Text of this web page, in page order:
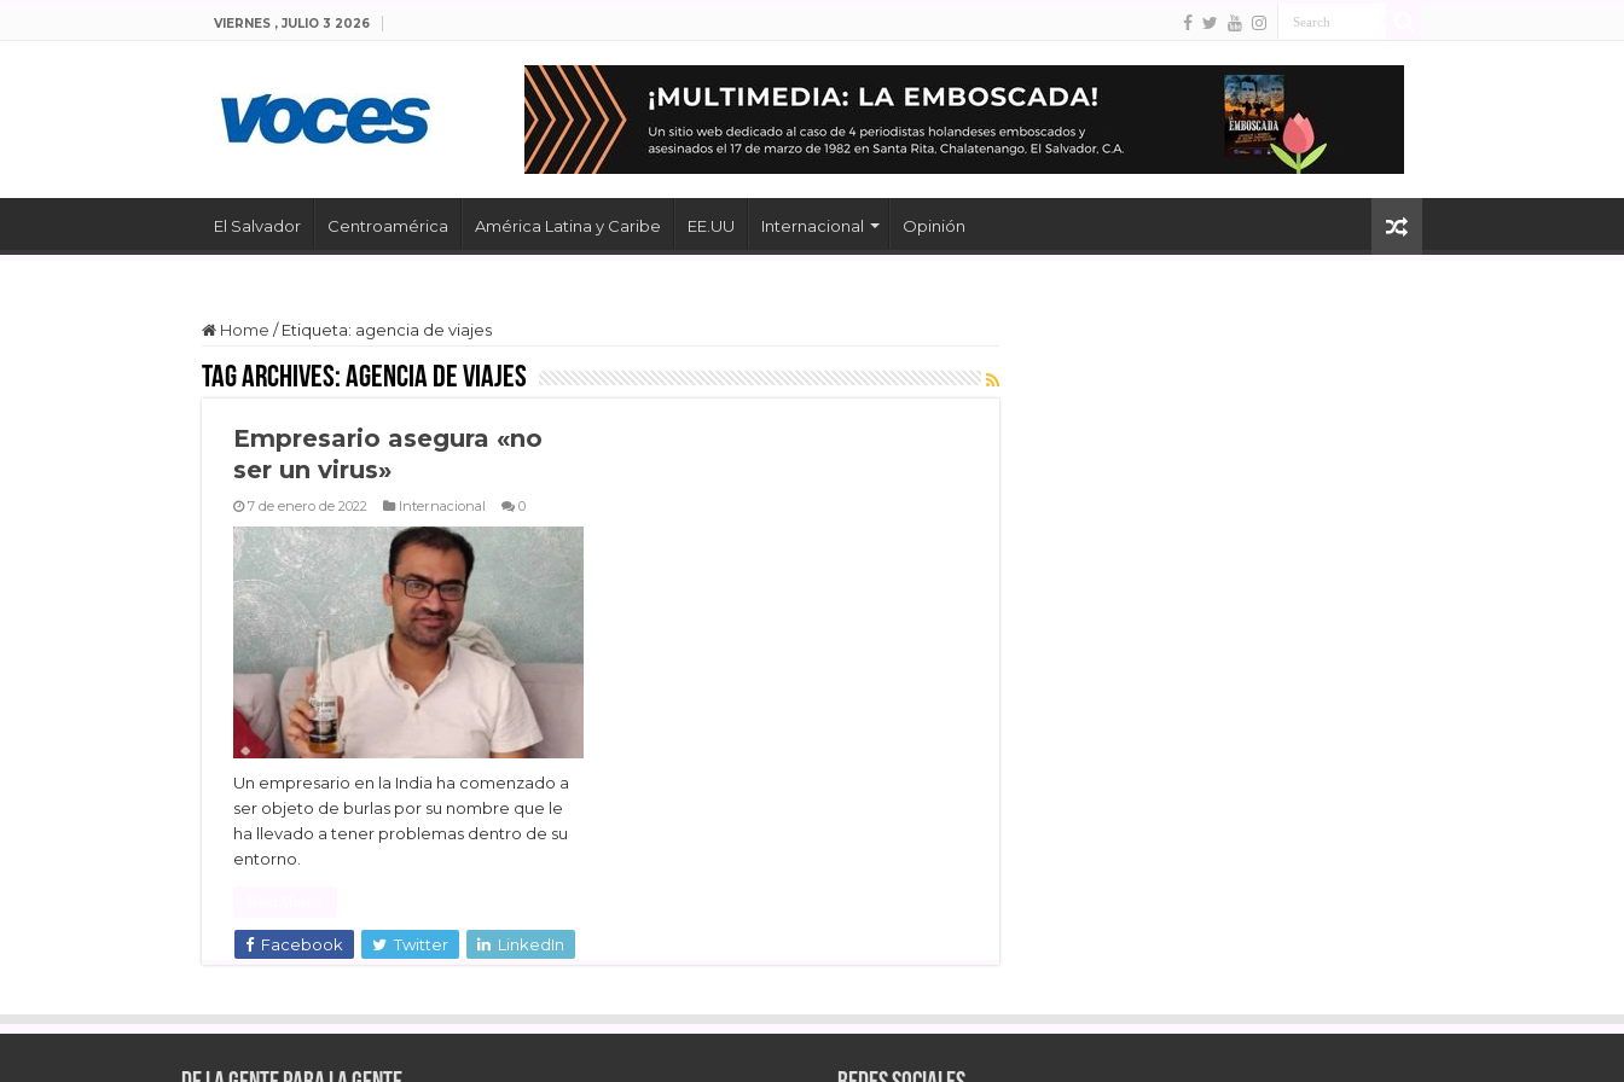
VIERNES , JULIO 3 2026
El Salvador Centroamérica América Latina y Caribe EE.UU Internacional Opinión
Home / Etiqueta: agencia de viajes
Tag Archives:agencia de viajes
Empresario asegura «no
ser un virus»
7 de enero de 2022 Internacional 0
Un empresario en la India ha comenzado a
ser objeto de burlas por su nombre que le
ha llevado a tener problemas dentro de su
entorno.
Facebook Twitter LinkedIn